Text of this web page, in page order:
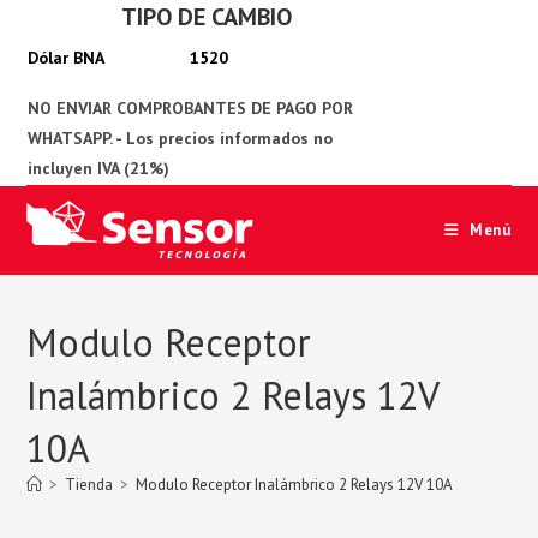
TIPO DE CAMBIO
1520
Menú
Modulo Receptor
Inalámbrico 2 Relays 12V
10A
> Tienda > Modulo Receptor Inalámbrico 2 Relays 12V 10A